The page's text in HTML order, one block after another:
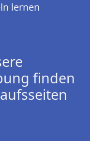
lernen
finden